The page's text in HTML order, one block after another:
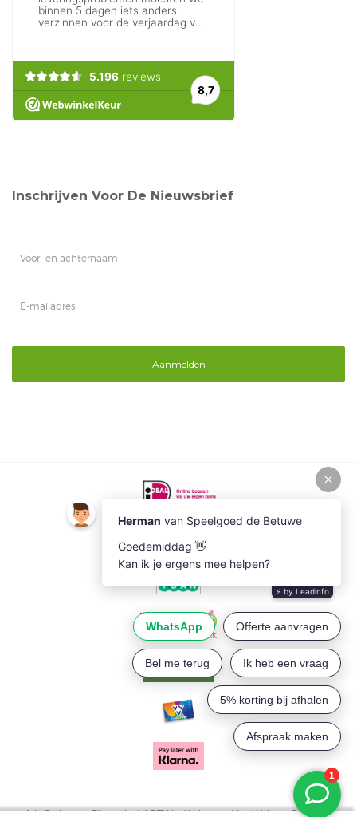
Inschrijven Voor De Nieuwsbrief
Aanmelden
Alle Bedragen Zijn Inclusief BTW Webshop:Van Walsem Solutions